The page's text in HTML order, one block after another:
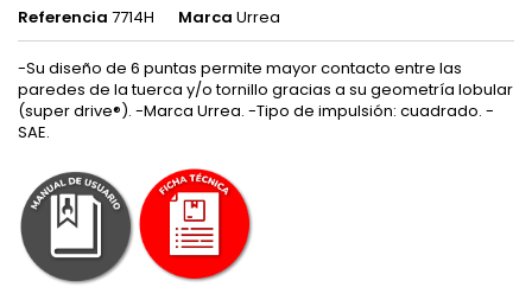
Referencia 7714H Marca Urrea
-Su diseño de 6 puntas permite mayor contacto entre las
paredes de la tuerca y/o tornillo gracias a su geometría lobular
(super drive®). -Marca Urrea. -Tipo de impulsión: cuadrado. -
SAE.